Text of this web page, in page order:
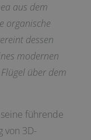
aus dem
organische
dessen
modernen
über dem
führende
von 3D-